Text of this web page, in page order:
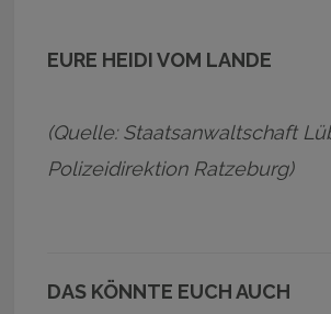
EURE HEIDI VOM LANDE
(Quelle: Staatsanwaltschaft
Polizeidirektion Ratzeburg)
DAS KÖNNTE EUCH AUCH